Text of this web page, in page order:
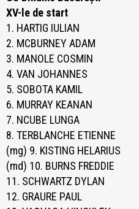
XV-le de start
1. HARTIG IULIAN
2. MCBURNEY ADAM
3. MANOLE COSMIN
4. VAN JOHANNES
5. SOBOTA KAMIL
6. MURRAY KEANAN
7. NCUBE LUNGA
8. TERBLANCHE ETIENNE
(mg) 9. KISTING HELARIUS
(md) 10. BURNS FREDDIE
11. SCHWARTZ DYLAN
12. GRAURE PAUL